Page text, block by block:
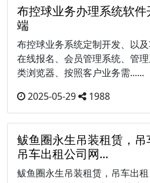
布控球业务办理系统软
端
布控球业务系统定制开发、以及
在线报名、会员管理系统、管
类浏览器、按照客户业务需......
2025-05-29
1988
鲅鱼圈永生吊装租赁，
吊车出租公司网...
鲅鱼圈永生吊装租赁，吊车出